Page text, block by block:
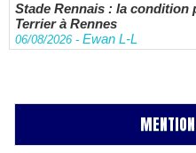
Stade Rennais : la
Terrier à Rennes
06/08/2026 - Ewan L-L